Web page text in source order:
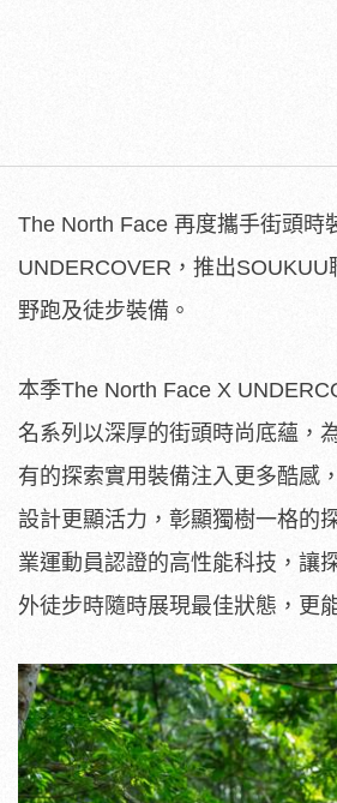
The North Face 再度攜手街頭時
UNDERCOVER，推出SOUKUU
野跑及徒步裝備。
本季The North Face X
名系列以深厚的街頭時尚底蘊，
有的探索實用裝備注入更多酷感
設計更顯活力，彰顯獨樹一格的
業運動員認證的高性能科技，讓
外徒步時隨時展現最佳狀態，更